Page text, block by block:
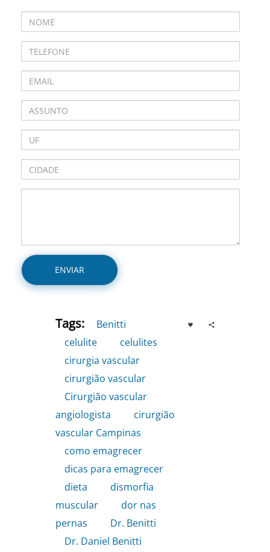
Tags: Benitti
celulite
celulites
cirurgia vascular
cirurgião vascular
Cirurgião vascular
angiologista
cirurgião
vascular Campinas
como emagrecer
dicas para emagrecer
dieta
dismorfia
muscular
dor nas
pernas
Dr. Benitti
Dr. Daniel Benitti